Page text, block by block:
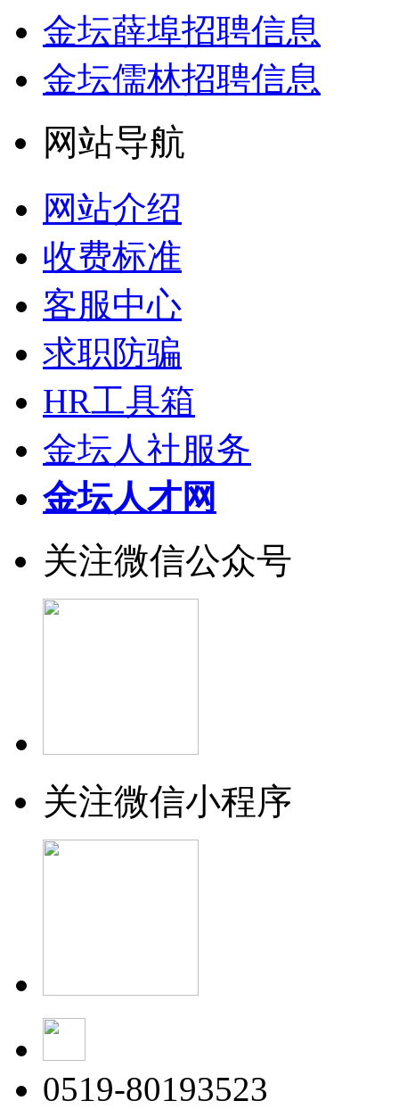
金坛薛埠招聘信息
金坛儒林招聘信息
网站导航
网站介绍
收费标准
客服中心
求职防骗
HR工具箱
金坛人社服务
金坛人才网
关注微信公众号
关注微信小程序
0519-80193523